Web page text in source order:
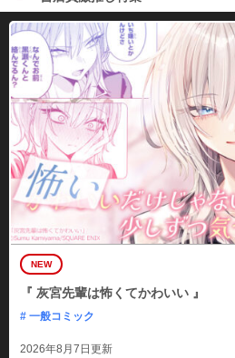
NEW
『 灰宮先輩は怖くてかわいい 』
# 一般コミック
2026年8月7日更新